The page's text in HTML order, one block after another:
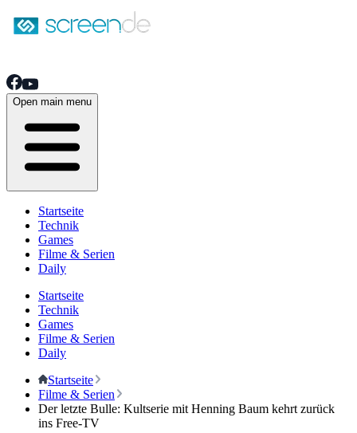
Open main menu
Startseite
Technik
Games
Filme & Serien
Daily
Startseite
Technik
Games
Filme & Serien
Daily
Startseite
Filme & Serien
Der letzte Bulle: Kultserie mit Henning Baum kehrt zurück
ins Free-TV